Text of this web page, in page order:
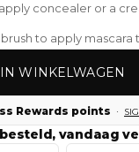
concealer or a
to apply mascara
IN WINKELWAGEN
Rewards points ·
vandaag